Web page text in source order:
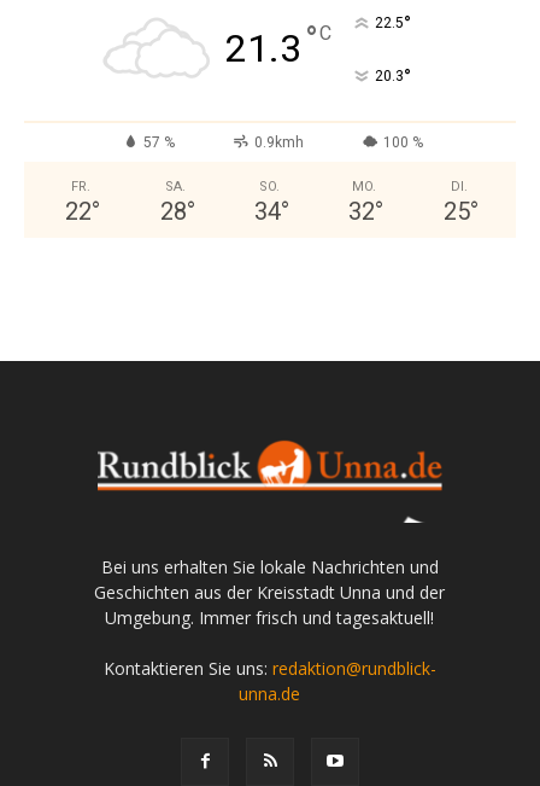
21.3 °C 22.5°
20.3°
57 % 0.9kmh 100 %
FR.
22°
SA.
28°
SO.
34°
MO.
32°
DI.
25°
Bei uns erhalten Sie lokale Nachrichten und
Geschichten aus der Kreisstadt Unna und der
Umgebung. Immer frisch und tagesaktuell!
Kontaktieren Sie uns: redaktion@rundblick-
unna.de